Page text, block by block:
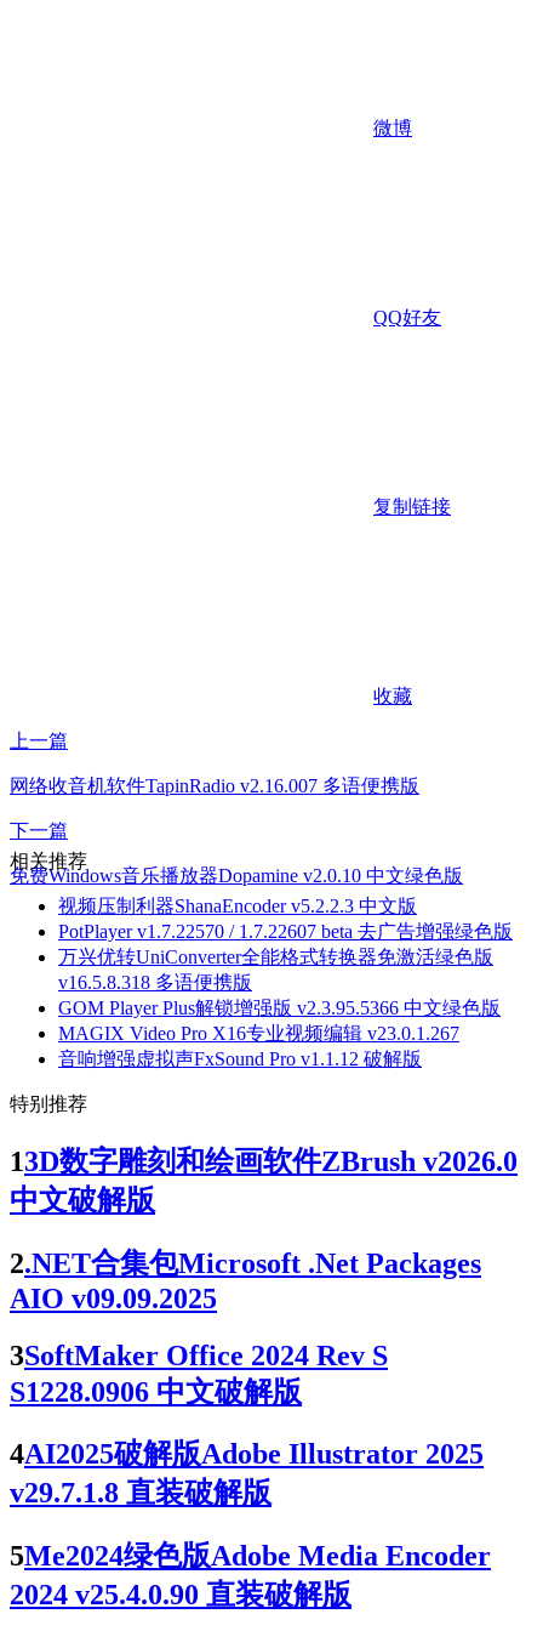
微博
QQ好友
复制链接
收藏
上一篇
网络收音机软件TapinRadio v2.16.007 多语便携版
下一篇
免费Windows音乐播放器Dopamine v2.0.10 中文绿色版
相关推荐
视频压制利器ShanaEncoder v5.2.2.3 中文版
PotPlayer v1.7.22570 / 1.7.22607 beta 去广告增强绿色版
万兴优转UniConverter全能格式转换器免激活绿色版
v16.5.8.318 多语便携版
GOM Player Plus解锁增强版 v2.3.95.5366 中文绿色版
MAGIX Video Pro X16专业视频编辑 v23.0.1.267
音响增强虚拟声FxSound Pro v1.1.12 破解版
特别推荐
13D数字雕刻和绘画软件ZBrush v2026.0
中文破解版
2.NET合集包Microsoft .Net Packages
AIO v09.09.2025
3SoftMaker Office 2024 Rev S
S1228.0906 中文破解版
4AI2025破解版Adobe Illustrator 2025
v29.7.1.8 直装破解版
5Me2024绿色版Adobe Media Encoder
2024 v25.4.0.90 直装破解版